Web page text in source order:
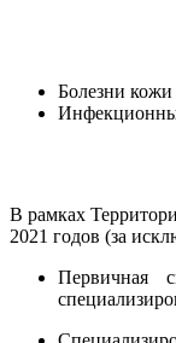
Болезни
В рамках
2021 годов (за
Первичная